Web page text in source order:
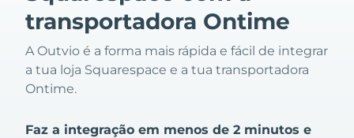
transportadora Ontime
A Outvio é a forma mais rápida e fácil de integrar
a tua loja Squarespace e a tua transportadora
Ontime.
Faz a integração em menos de 2 minutos e